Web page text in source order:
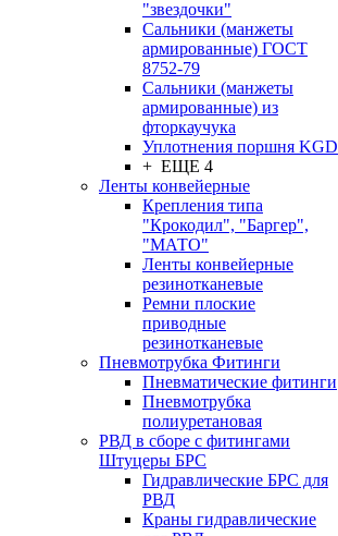
"звездочки"
Сальники (манжеты
армированные) ГОСТ
8752-79
Сальники (манжеты
армированные) из
фторкаучука
Уплотнения поршня KGD
+ ЕЩЕ 4
Ленты конвейерные
Крепления типа
"Крокодил", "Баргер",
"МАТО"
Ленты конвейерные
резинотканевые
Ремни плоские
приводные
резинотканевые
Пневмотрубка Фитинги
Пневматические фитинги
Пневмотрубка
полиуретановая
РВД в сборе с фитингами
Штуцеры БРС
Гидравлические БРС для
РВД
Краны гидравлические